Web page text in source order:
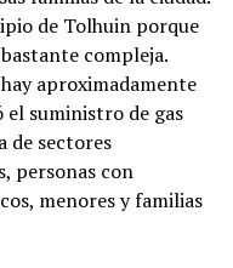
de Tolhuin porque
compleja.
aproximadamente
el suministro de gas
de sectores
personas con
menores y familias